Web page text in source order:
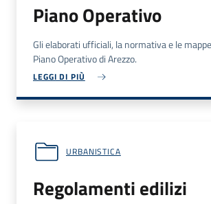
Piano Operativo
Gli elaborati ufficiali, la normativa e le
Piano Operativo di Arezzo.
LEGGI DI PIÙ
URBANISTICA
Regolamenti edilizi